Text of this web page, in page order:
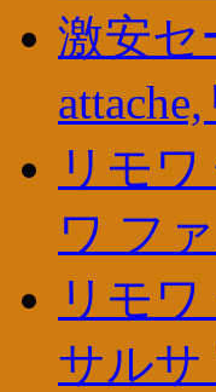
激安セ
リモ
ワ フ
リモ
サルサ